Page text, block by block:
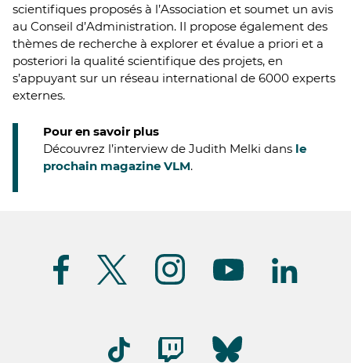
scientifiques proposés à l’Association et soumet un avis
au Conseil d’Administration. Il propose également des
thèmes de recherche à explorer et évalue a priori et a
posteriori la qualité scientifique des projets, en
s’appuyant sur un réseau international de 6000 experts
externes.
Pour en savoir plus
Découvrez l’interview de Judith Melki dans le
prochain magazine VLM.